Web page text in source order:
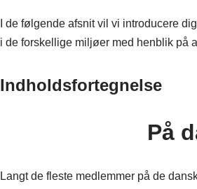
I de følgende afsnit vil vi introducere
i de forskellige miljøer med henblik på
Indholdsfortegnelse
På
Langt de fleste medlemmer på de